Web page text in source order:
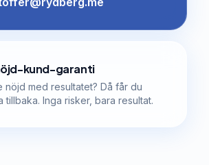
kund-garanti
nöjd med resultatet? Då får du
tillbaka. Inga risker, bara resultat.